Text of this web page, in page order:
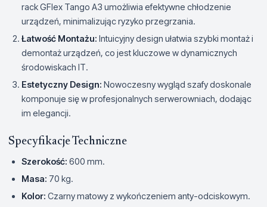
rack GFlex Tango A3 umożliwia efektywne chłodzenie
urządzeń, minimalizując ryzyko przegrzania.
Łatwość Montażu: Intuicyjny design ułatwia szybki montaż i
demontaż urządzeń, co jest kluczowe w dynamicznych
środowiskach IT.
Estetyczny Design: Nowoczesny wygląd szafy doskonale
komponuje się w profesjonalnych serwerowniach, dodając
im elegancji.
Specyfikacje Techniczne
Szerokość: 600 mm.
Masa: 70 kg.
Kolor: Czarny matowy z wykończeniem anty-odciskowym.